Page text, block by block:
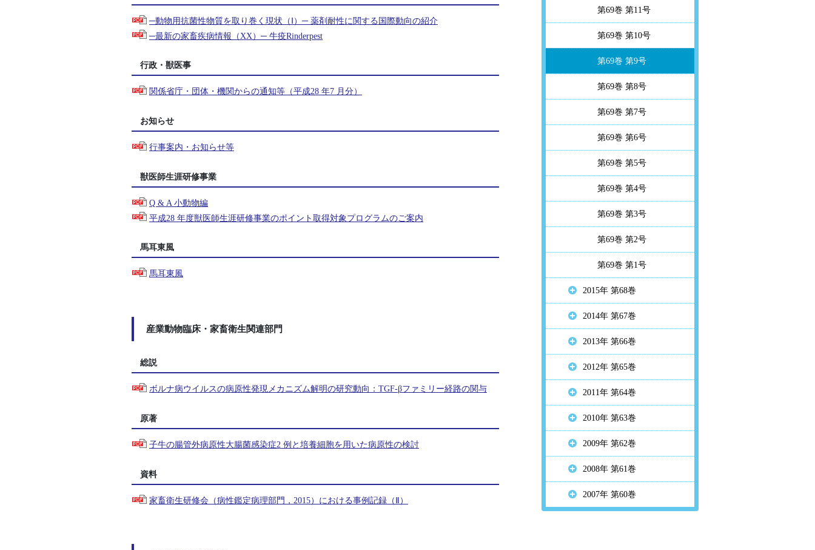
─動物用抗菌性物質を取り巻く現状（Ⅰ）─ 薬剤耐性に関する国際動向の紹介
─最新の家畜疾病情報（XX）─ 牛疫Rinderpest
行政・獣医事
関係省庁・団体・機関からの通知等（平成28 年7 月分）
お知らせ
行事案内・お知らせ等
獣医師生涯研修事業
Q & A 小動物編
平成28 年度獣医師生涯研修事業のポイント取得対象プログラムのご案内
馬耳東風
馬耳東風
産業動物臨床・家畜衛生関連部門
総説
ボルナ病ウイルスの病原性発現メカニズム解明の研究動向：TGF-βファミリー経路の関与
原著
子牛の腸管外病原性大腸菌感染症2 例と培養細胞を用いた病原性の検討
資料
家畜衛生研修会（病性鑑定病理部門，2015）における事例記録（Ⅱ）
第69巻 第11号
第69巻 第10号
第69巻 第9号
第69巻 第8号
第69巻 第7号
第69巻 第6号
第69巻 第5号
第69巻 第4号
第69巻 第3号
第69巻 第2号
第69巻 第1号
2015年 第68巻
2014年 第67巻
2013年 第66巻
2012年 第65巻
2011年 第64巻
2010年 第63巻
2009年 第62巻
2008年 第61巻
2007年 第60巻